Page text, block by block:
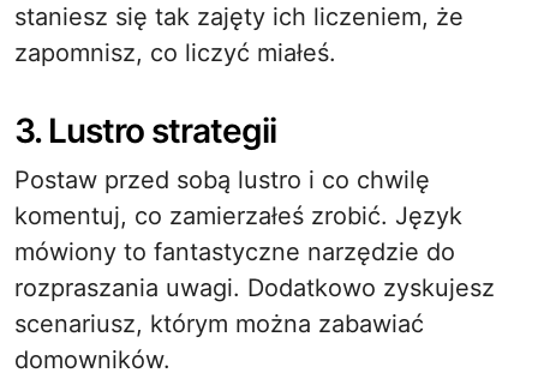
staniesz się tak zajęty ich liczeniem, że
zapomnisz, co liczyć miałeś.
3. Lustro strategii
Postaw przed sobą lustro i co chwilę
komentuj, co zamierzałeś zrobić. Język
mówiony to fantastyczne narzędzie do
rozpraszania uwagi. Dodatkowo zyskujesz
scenariusz, którym można zabawiać
domowników.